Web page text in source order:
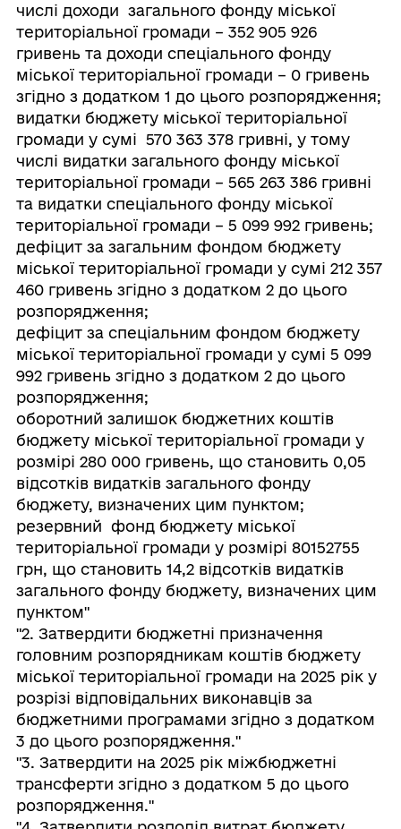
числі доходи загального фонду міської
територіальної громади – 352 905 926
гривень та доходи спеціального фонду
міської територіальної громади – 0 гривень
згідно з додатком 1 до цього розпорядження;
видатки бюджету міської територіальної
громади у сумі 570 363 378 гривні, у тому
числі видатки загального фонду міської
територіальної громади – 565 263 386 гривні
та видатки спеціального фонду міської
територіальної громади – 5 099 992 гривень;
дефіцит за загальним фондом бюджету
міської територіальної громади у сумі 212 357
460 гривень згідно з додатком 2 до цього
розпорядження;
дефіцит за спеціальним фондом бюджету
міської територіальної громади у сумі 5 099
992 гривень згідно з додатком 2 до цього
розпорядження;
оборотний залишок бюджетних коштів
бюджету міської територіальної громади у
розмірі 280 000 гривень, що становить 0,05
відсотків видатків загального фонду
бюджету, визначених цим пунктом;
резервний фонд бюджету міської
територіальної громади у розмірі 80152755
грн, що становить 14,2 відсотків видатків
загального фонду бюджету, визначених цим
пунктом"
"2. Затвердити бюджетні призначення
головним розпорядникам коштів бюджету
міської територіальної громади на 2025 рік у
розрізі відповідальних виконавців за
бюджетними програмами згідно з додатком
3 до цього розпорядження."
"3. Затвердити на 2025 рік міжбюджетні
трансферти згідно з додатком 5 до цього
розпорядження."